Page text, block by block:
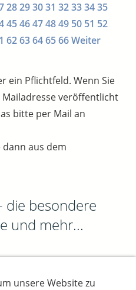
28293031 32333435
4546474849 50 51 52
6263646566Weiter
ein Pflichtfeld. Wenn Sie
veröffentlicht
bitte per Mail an
aus dem
die besondere
und mehr...
unsere Website zu